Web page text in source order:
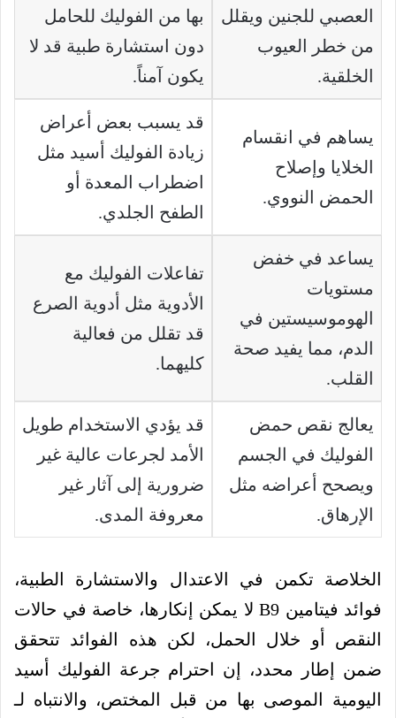
العصبي للجنين ويقلل
من خطر العيوب
الخلقية.
بها من الفوليك للحامل
دون استشارة طبية قد لا
يكون آمناً.
يساهم في انقسام
الخلايا وإصلاح
الحمض النووي.
قد يسبب بعض أعراض
زيادة الفوليك أسيد مثل
اضطراب المعدة أو
الطفح الجلدي.
يساعد في خفض
مستويات
الهوموسيستين في
الدم، مما يفيد صحة
القلب.
تفاعلات الفوليك مع
الأدوية مثل أدوية الصرع
قد تقلل من فعالية
كليهما.
يعالج نقص حمض
الفوليك في الجسم
ويصحح أعراضه مثل
الإرهاق.
قد يؤدي الاستخدام طويل
الأمد لجرعات عالية غير
ضرورية إلى آثار غير
معروفة المدى.
الخلاصة تكمن في الاعتدال والاستشارة الطبية،
فوائد فيتامين B9 لا يمكن إنكارها، خاصة في حالات
النقص أو خلال الحمل، لكن هذه الفوائد تتحقق
ضمن إطار محدد، إن احترام جرعة الفوليك أسيد
اليومية الموصى بها من قبل المختص، والانتباه لـ